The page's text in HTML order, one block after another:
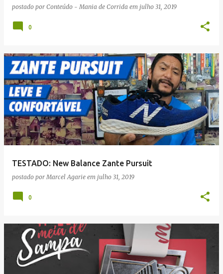
postado por Conteúdo - Mania de Corrida em julho 31, 2019
0
TESTADO: New Balance Zante Pursuit
postado porMarcel Agarie em julho 31, 2019
0